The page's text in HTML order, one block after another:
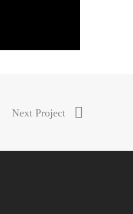
Next Project